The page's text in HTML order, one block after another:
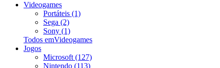
Videogames
Portáteis (1)
Sega (2)
Sony (1)
Todos emVideogames
Jogos
Microsoft (127)
Nintendo (113)